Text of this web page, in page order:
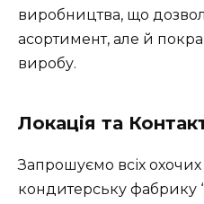
виробництва, що
асортимент, але й
виробу.
Локація та
Запрошуємо всіх охочих
кондитерську фабрику